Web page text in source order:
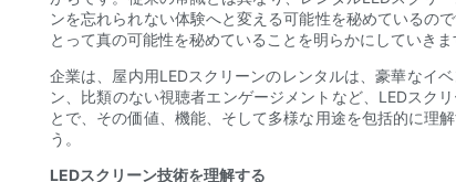
ンを忘れられない体験へと変える可能性を秘めているの
とって真の可能性を秘めていることを明らかにしていきま
企業は、屋内用LEDスクリーンのレンタルは、豪華なイ
ン、比類のない視聴者エンゲージメントなど、LEDスク
とで、その価値、機能、そして多様な用途を包括的に理
う。
LEDスクリーン技術を理解する